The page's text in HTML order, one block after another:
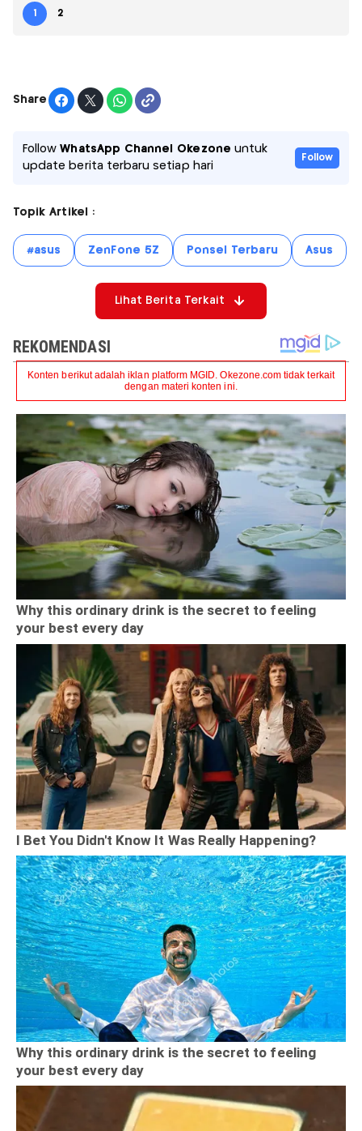
1 2
Share
FollowWhatsApp Channel Okezone untuk
update berita terbaru setiap hari
Follow
Topik Artikel :
#asus ZenFone 5Z Ponsel Terbaru Asus
Lihat Berita Terkait